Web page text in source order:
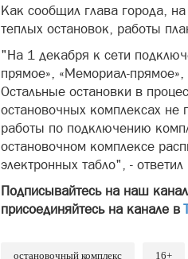
Как сообщил глава города,
теплых остановок, работы
"На 1 декабря к сети
прямое», «Мемориал-
Остальные остановки в
остановочных комплексах
работы по подключению
остановочном комплексе
электронных табло", -
Подписывайтесь на наш
присоединяйтесь на канале в
остановочный комплекс 16+